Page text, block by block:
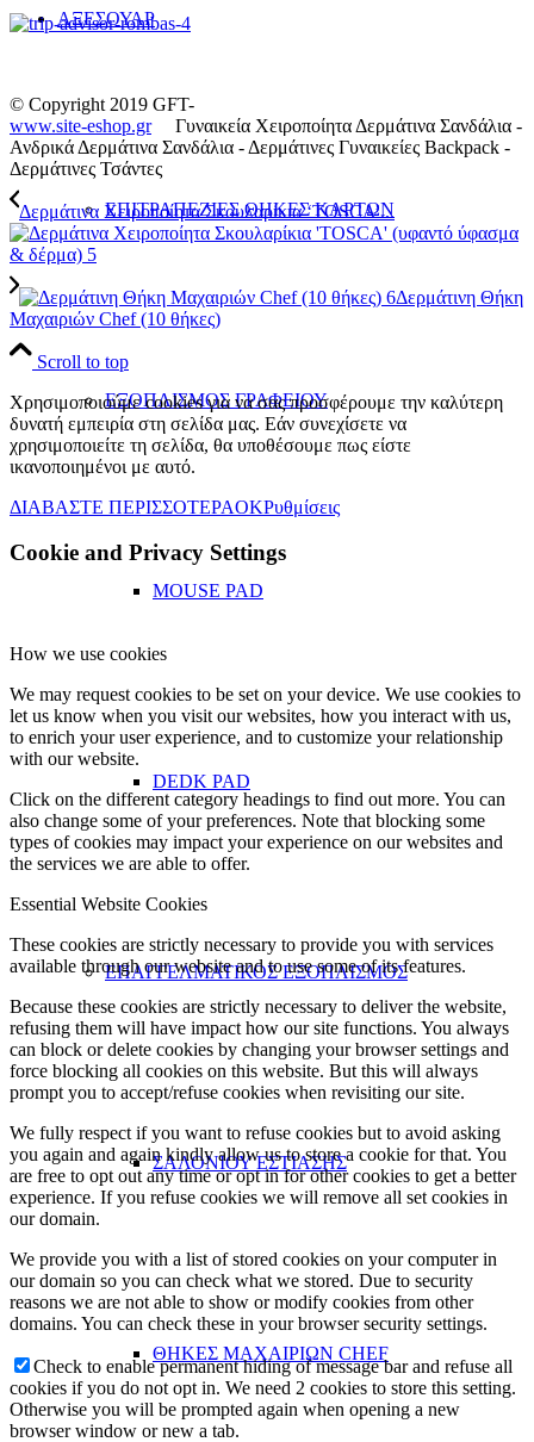
ΑΞΕΣΟΥΑΡ
ΕΠΙΤΡΑΠΕΖΙΕΣ ΘΗΚΕΣ ΚΑΡΤΩΝ
ΕΞΟΠΛΙΣΜΟΣ ΓΡΑΦΕΙΟΥ
MOUSE PAD
DEDK PAD
ΕΠΑΓΓΕΛΜΑΤΙΚΟΣ ΕΞΟΠΛΙΣΜΟΣ
ΣΑΛΟΝΙΟΥ ΕΣΤΙΑΣΗΣ
ΘΗΚΕΣ ΜΑΧΑΙΡΙΩΝ CHEF
© Copyright 2019 GFT-
www.site-eshop.grΓυναικεία Χειροποίητα Δερμάτινα Σανδάλια -
Ανδρικά Δερμάτινα Σανδάλια - Δερμάτινες Γυναικείες Backpack -
Δερμάτινες Τσάντες
Δερμάτινα Χειροποίητα Σκουλαρίκια ‘TOSCA’...
Δερμάτινη Θήκη
Μαχαιριών Chef (10 θήκες)
Scroll to top
Χρησιμοποιούμε cookies για να σας προσφέρουμε την καλύτερη
δυνατή εμπειρία στη σελίδα μας. Εάν συνεχίσετε να
χρησιμοποιείτε τη σελίδα, θα υποθέσουμε πως είστε
ικανοποιημένοι με αυτό.
ΔΙΑΒΑΣΤΕ ΠΕΡΙΣΣΟΤΕΡΑOKΡυθμίσεις
Cookie and Privacy Settings
How we use cookies
We may request cookies to be set on your device. We use cookies to
let us know when you visit our websites, how you interact with us,
to enrich your user experience, and to customize your relationship
with our website.
Click on the different category headings to find out more. You can
also change some of your preferences. Note that blocking some
types of cookies may impact your experience on our websites and
the services we are able to offer.
Essential Website Cookies
These cookies are strictly necessary to provide you with services
available through our website and to use some of its features.
Because these cookies are strictly necessary to deliver the website,
refusing them will have impact how our site functions. You always
can block or delete cookies by changing your browser settings and
force blocking all cookies on this website. But this will always
prompt you to accept/refuse cookies when revisiting our site.
We fully respect if you want to refuse cookies but to avoid asking
you again and again kindly allow us to store a cookie for that. You
are free to opt out any time or opt in for other cookies to get a better
experience. If you refuse cookies we will remove all set cookies in
our domain.
We provide you with a list of stored cookies on your computer in
our domain so you can check what we stored. Due to security
reasons we are not able to show or modify cookies from other
domains. You can check these in your browser security settings.
Check to enable permanent hiding of message bar and refuse all
cookies if you do not opt in. We need 2 cookies to store this setting.
Otherwise you will be prompted again when opening a new
browser window or new a tab.